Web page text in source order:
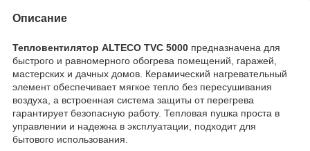
Описание
Тепловентилятор ALTECO TVC 5000 предназначена для
быстрого и равномерного обогрева помещений, гаражей,
мастерских и дачных домов. Керамический нагревательный
элемент обеспечивает мягкое тепло без пересушивания
воздуха, а встроенная система защиты от перегрева
гарантирует безопасную работу. Тепловая пушка проста в
управлении и надежна в эксплуатации, подходит для
бытового использования.